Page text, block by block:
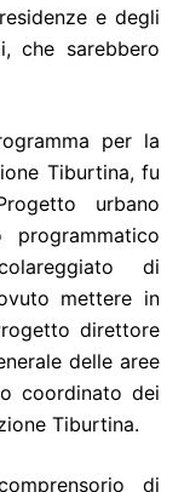
e degli
che sarebbero
per la
e Tiburtina, fu
urbano
di
mettere in
direttore
delle aree
coordinato dei
Tiburtina.
di